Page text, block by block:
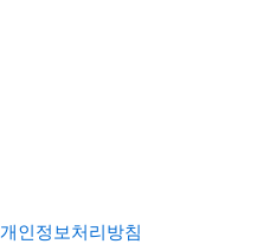
개인정보처리방침